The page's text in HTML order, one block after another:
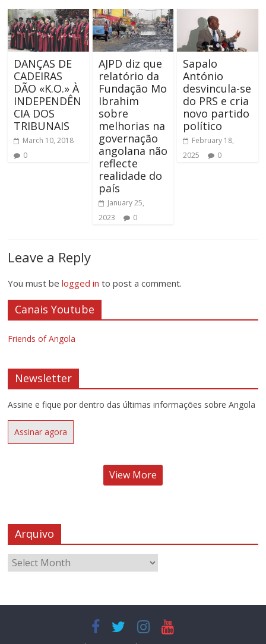
DANÇAS DE
CADEIRAS
DÃO «K.O.» À
INDEPENDÊN
CIA DOS
TRIBUNAIS
March 10, 2018
0
AJPD diz que
relatório da
Fundação Mo
Ibrahim
sobre
melhorias na
governação
angolana não
reflecte
realidade do
país
January 25,
2023
0
Sapalo
António
desvincula-se
do PRS e cria
novo partido
político
February 18,
2025
0
Leave a Reply
You must belogged in to post a comment.
Canais Youtube
Friends of Angola
Newsletter
Assine e fique por dentro das últimas informações sobre Angola
Assinar agora
View More
Arquivo